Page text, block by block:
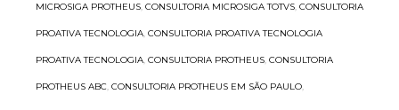
MICROSIGA PROTHEUS, CONSULTORIA MICROSIGA TOTVS, CONSULTORIA
PROATIVA TECNOLOGIA, CONSULTORIA PROATIVA TECNOLOGIA
PROATIVA TECNOLOGIA, CONSULTORIA PROTHEUS, CONSULTORIA
PROTHEUS ABC, CONSULTORIA PROTHEUS EM SÃO PAULO,